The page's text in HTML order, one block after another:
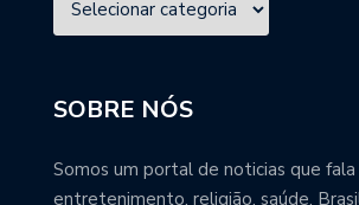
SOBRE NÓS
Somos um portal de noticias que
entretenimento, religião, saúde,